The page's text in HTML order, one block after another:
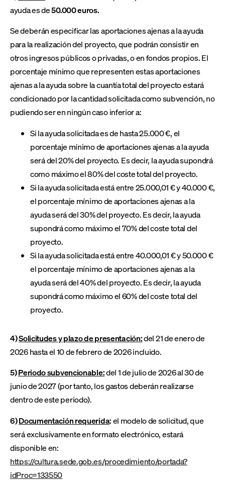
ayuda es de50.000 euros.
Se deberán especificar las aportaciones ajenas a la ayuda
para la realización del proyecto, que podrán consistir en
otros ingresos públicos o privadas, o en fondos propios. El
porcentaje mínimo que representen estas aportaciones
ajenas a la ayuda sobre la cuantía total del proyecto estará
condicionado por la cantidad solicitada como subvención, no
pudiendo ser en ningún caso inferior a:
Si la ayuda solicitada es de hasta 25.000 €, el
porcentaje mínimo de aportaciones ajenas a la ayuda
será del 20% del proyecto. Es decir, la ayuda supondrá
como máximo el 80% del coste total del proyecto.
Si la ayuda solicitada está entre 25.000,01 € y 40.000 €,
el porcentaje mínimo de aportaciones ajenas a la
ayuda será del 30% del proyecto. Es decir, la ayuda
supondrá como máximo el 70% del coste total del
proyecto.
Si la ayuda solicitada está entre 40.000,01 € y 50.000 €
el porcentaje mínimo de aportaciones ajenas a la
ayuda será del 40% del proyecto. Es decir, la ayuda
supondrá como máximo el 60% del coste total del
proyecto.
4)Solicitudes y plazo de presentación:del 21 de enero de
2026 hasta el 10 de febrero de 2026 incluido.
5)Periodo subvencionable:del 1 de julio de 2026 al 30 de
junio de 2027 (por tanto, los gastos deberán realizarse
dentro de este periodo).
6)Documentación requerida:el modelo de solicitud, que
será exclusivamente en formato electrónico, estará
disponible en:
https://cultura.sede.gob.es/procedimiento/portada?
idProc=133550